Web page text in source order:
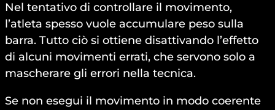
Nel tentativo di controllare il movimento,
l’atleta spesso vuole accumulare peso sulla
barra. Tutto ciò si ottiene disattivando l’effetto
di alcuni movimenti errati, che servono solo a
mascherare gli errori nella tecnica.
Se non esegui il movimento in modo coerente